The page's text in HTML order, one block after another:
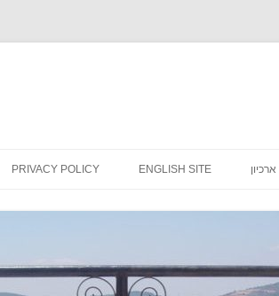
ארכיון ENGLISH SITE
PRIVACY POLICY